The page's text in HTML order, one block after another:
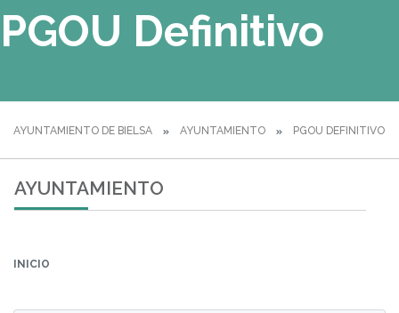
PGOU Definitivo
AYUNTAMIENTO DE BIELSA AYUNTAMIENTO PGOU DEFINITIVO
AYUNTAMIENTO
INICIO